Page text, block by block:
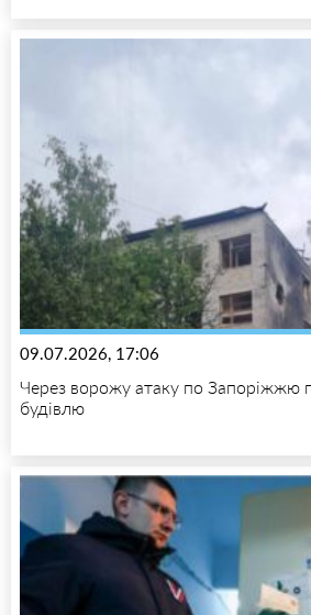
09.07.2026, 17:06
Через ворожу атаку по
будівлю